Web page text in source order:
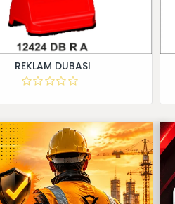
REKLAM DUBASI